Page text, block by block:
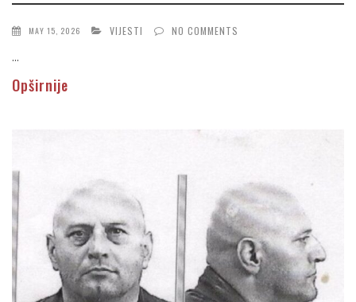
MAY 15, 2026 VIJESTI NO COMMENTS
...
Opširnije